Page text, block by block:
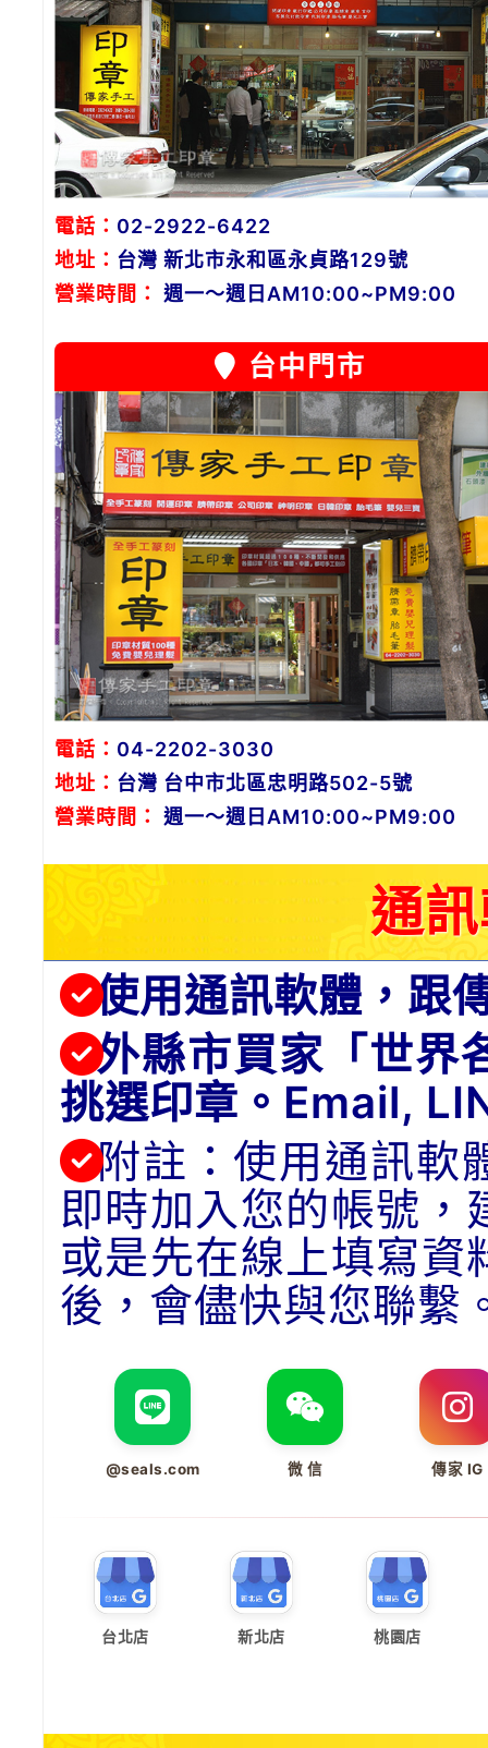
電話： 02-2922-6422
地址： 台灣 新北市永和區永貞路129號
營業時間：
週一～週日AM10:00~PM9:00
台中門市
電話： 04-2202-3030
地址： 台灣 台中市北區忠明路502-5號
營業時間：
週一～週日AM10:00~PM9:00
通
使用通訊軟體，跟
外縣市買家「世界
挑選印章。Email,
附註：使用通訊軟
即時加入您的帳號，
或是先在線上填寫資
後，會儘快與您聯繫
@seals.com 微 信 傳家 IG
台北店 新北店 桃園店